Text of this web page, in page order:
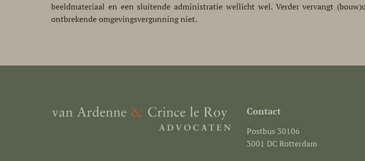
beeldmateriaal en een sluitende administratie wellicht wel. Verder vervangt
ontbrekende omgevingsvergunning niet.
Contact
Postbus 30106
3001 DC Rotterdam